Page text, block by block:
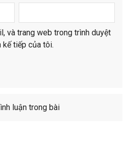
và trang web trong trình duyệt
kế tiếp của tôi.
luận trong bài